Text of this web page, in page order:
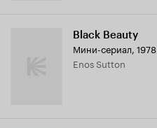
Black Beauty
Мини-сериал, 1978
Enos Sutton